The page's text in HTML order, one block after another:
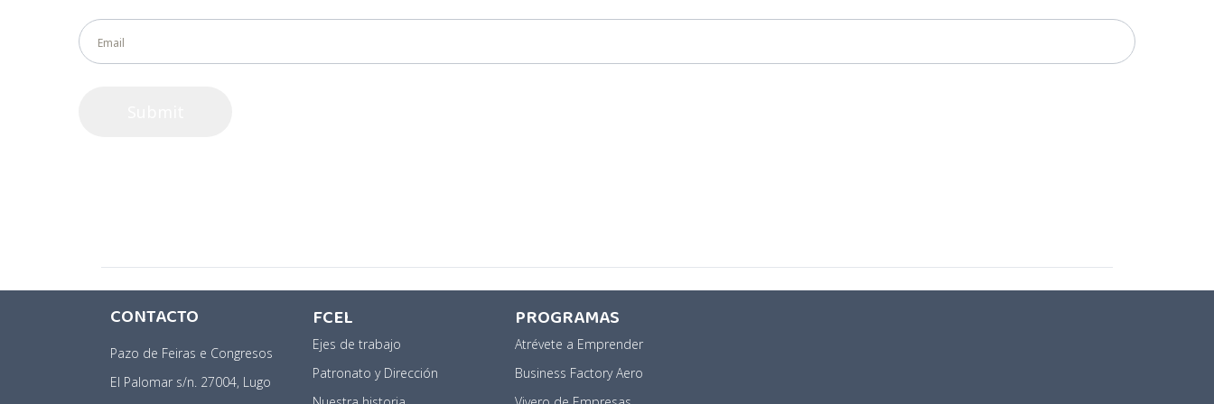
CONTACTO
Pazo de Feiras e Congresos
El Palomar s/n. 27004, Lugo
FCEL
Ejes de trabajo
Patronato y Dirección
PROGRAMAS
Atrévete a Emprender
Business Factory Aero